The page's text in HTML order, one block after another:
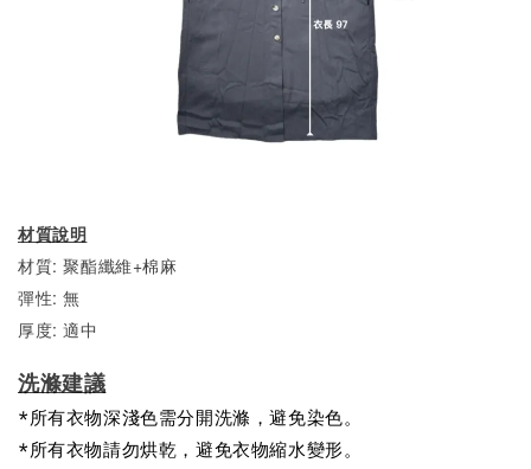
材質說明
材質: 聚酯纖維+棉麻
彈性: 無
厚度: 適中
洗滌建議
*所有衣物深淺色需分開洗滌，避免染色。
*所有衣物請勿烘乾，避免衣物縮水變形。